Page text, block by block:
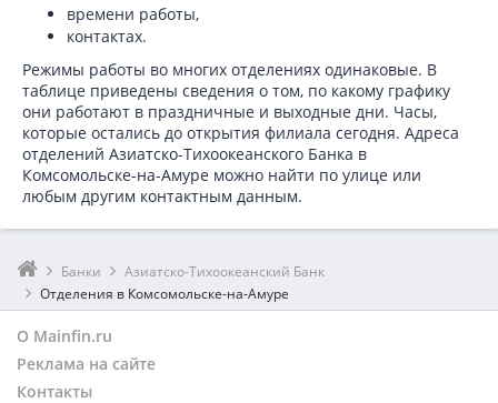
времени работы,
контактах.
Режимы работы во многих отделениях одинаковые. В
таблице приведены сведения о том, по какому графику
они работают в праздничные и выходные дни. Часы,
которые остались до открытия филиала сегодня. Адреса
отделений Азиатско-Тихоокеанского Банка в
Комсомольске-на-Амуре можно найти по улице или
любым другим контактным данным.
Банки
Азиатско-Тихоокеанский Банк
Отделения в Комсомольске-на-Амуре
О Mainfin.ru
Реклама на сайте
Контакты